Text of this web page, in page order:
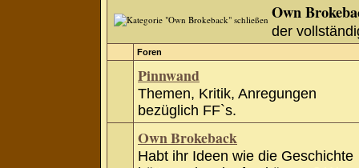
Own
der
Foren
Pinnwand
Themen, Kritik, Anregungen
bezüglich FF`s.
Own Brokeback
Habt ihr Ideen wie die Geschichte